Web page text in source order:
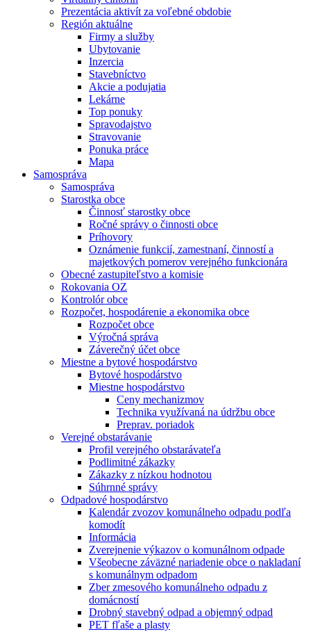
Prezentácia aktivít za voľebné obdobie
Región aktuálne
Firmy a služby
Ubytovanie
Inzercia
Stavebníctvo
Akcie a podujatia
Lekárne
Top ponuky
Spravodajstvo
Stravovanie
Ponuka práce
Mapa
Samospráva
Samospráva
Starostka obce
Činnosť starostky obce
Ročné správy o činnosti obce
Príhovory
Oznámenie funkcií, zamestnaní, činností a
majetkových pomerov verejného funkcionára
Obecné zastupiteľstvo a komisie
Rokovania OZ
Kontrolór obce
Rozpočet, hospodárenie a ekonomika obce
Rozpočet obce
Výročná správa
Záverečný účet obce
Miestne a bytové hospodárstvo
Bytové hospodárstvo
Miestne hospodárstvo
Ceny mechanizmov
Technika využívaná na údržbu obce
Preprav. poriadok
Verejné obstarávanie
Profil verejného obstarávateľa
Podlimitné zákazky
Zákazky z nízkou hodnotou
Súhrnné správy
Odpadové hospodárstvo
Kalendár zvozov komunálneho odpadu podľa
komodít
Informácia
Zverejnenie výkazov o komunálnom odpade
Všeobecne záväzné nariadenie obce o nakladaní
s komunálnym odpadom
Zber zmesového komunálneho odpadu z
domácností
Drobný stavebný odpad a objemný odpad
PET fľaše a plasty